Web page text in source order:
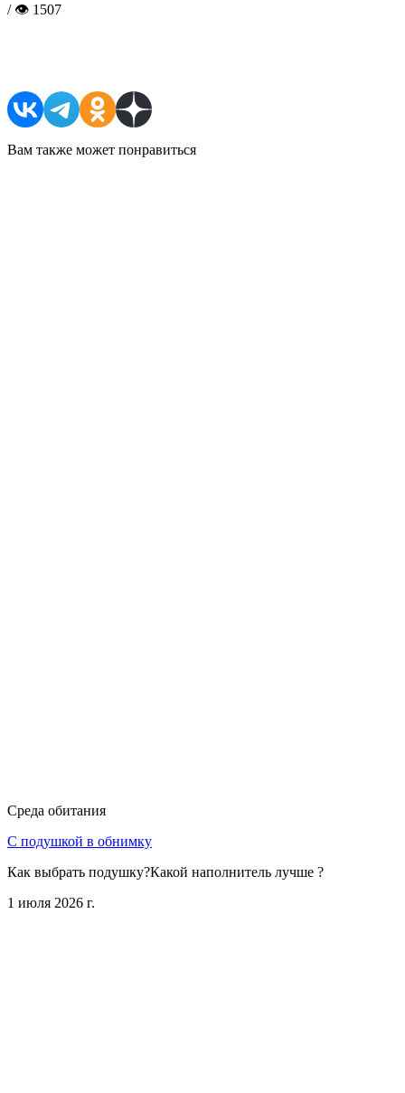
/ 👁 1507
Вам также может понравиться
Среда обитания
С подушкой в обнимку
Как выбрать подушку?Какой наполнитель лучше ?
1 июля 2026 г.